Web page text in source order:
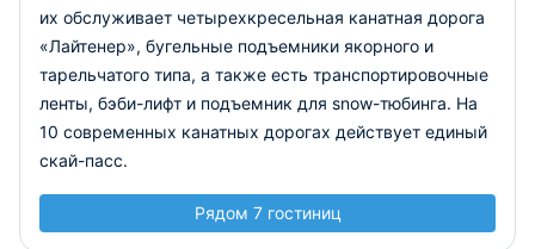
их обслуживает четырехкресельная канатная дорога
«Лайтенер», бугельные подъемники якорного и
тарельчатого типа, а также есть транспортировочные
ленты, бэби-лифт и подъемник для snow-тюбинга. На
10 современных канатных дорогах действует единый
скай-пасс.
Рядом 7 гостиниц